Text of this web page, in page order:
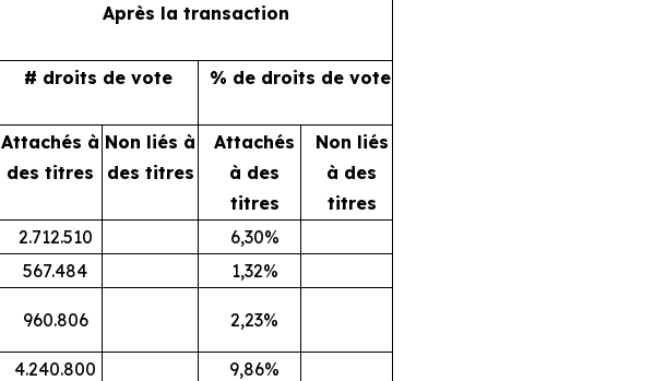
Après la transaction
# droits de vote % de droits de vote
Attachés à
des titres
Non liés à
des titres
Attachés
à des
titres
Non liés
à des
titres
2.712.510
6,30%
567.484
1,32%
960.806 2,23%
4.240.800
9,86%